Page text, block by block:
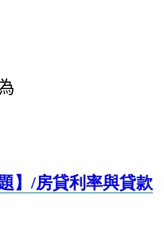
】/房貸利率與貸款